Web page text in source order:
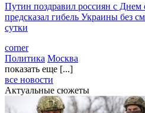
Путин поздравил россиян с Днем
предсказал гибель Украины без
сутки
corner
Политика Москва
показать еще [...]
все новости
Актуальные сюжеты